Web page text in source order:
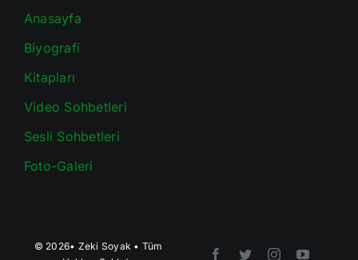
Anasayfa
Biyografi
Kitapları
Video Sohbetleri
Sesli Sohbetleri
Foto-Galeri
© 2026• Zeki Soyak • Tüm